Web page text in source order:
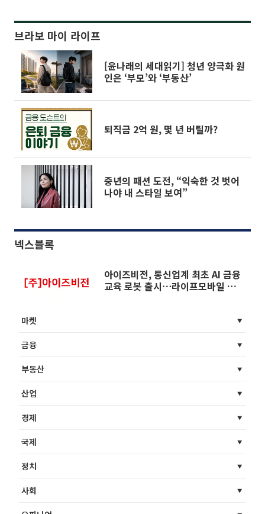
브라보 마이 라이프
[윤나래의 세대읽기] 청년 양극화 원
인은 ‘부모’와 ‘부동산’
퇴직금 2억 원, 몇 년 버틸까?
중년의 패션 도전, “익숙한 것 벗어
나야 내 스타일 보여”
넥스블록
아이즈비전, 통신업계 최초 AI 금융
교육 로봇 출시⋯라이프모바일 플랫
마켓
금융
부동산
산업
경제
국제
정치
사회